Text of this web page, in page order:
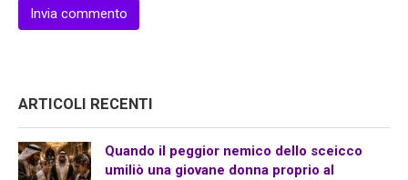
ARTICOLI RECENTI
Quando il peggior nemico dello sceicco
umiliò una giovane donna proprio al